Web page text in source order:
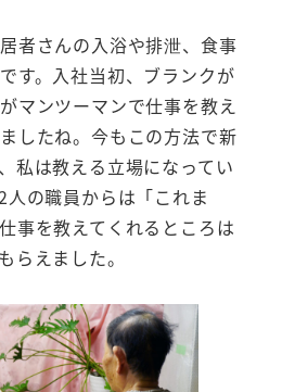
者さんの入浴や排泄、食事
す。入社当初、ブランクが
マンツーマンで仕事を教え
したね。今もこの方法で新
私は教える立場になってい
人の職員からは「これま
事を教えてくれるところは
らえました。